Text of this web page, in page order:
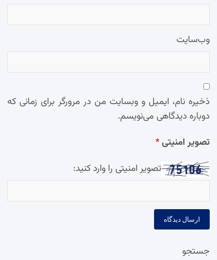
وب‌سایت
ذخیره نام، ایمیل و وبسایت من در مرورگر برای زمانی که
دوباره دیدگاهی می‌نویسم.
تصویر امنیتی*
تصویر امنیتی را وارد کنید:
جستجو